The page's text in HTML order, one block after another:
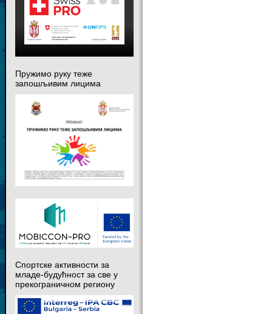
Пружимо руку теже
запошљивим лицима
Спортске активности за
младе-будућност за све у
прекограничном региону